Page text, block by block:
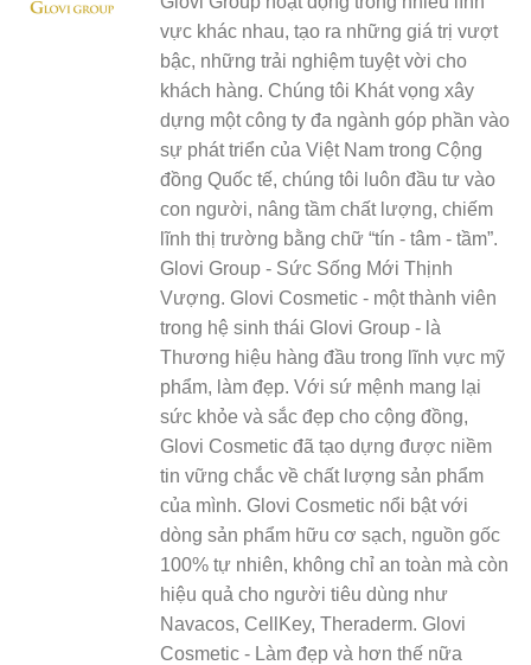
vực khác nhau, tạo ra những giá trị vượt
bậc, những trải nghiệm tuyệt vời cho
khách hàng. Chúng tôi Khát vọng xây
dựng một công ty đa ngành góp phần vào
sự phát triển của Việt Nam trong Cộng
đồng Quốc tế, chúng tôi luôn đầu tư vào
con người, nâng tầm chất lượng, chiếm
lĩnh thị trường bằng chữ “tín - tâm - tầm”.
Glovi Group - Sức Sống Mới Thịnh
Vượng. Glovi Cosmetic - một thành viên
trong hệ sinh thái Glovi Group - là
Thương hiệu hàng đầu trong lĩnh vực mỹ
phẩm, làm đẹp. Với sứ mệnh mang lại
sức khỏe và sắc đẹp cho cộng đồng,
Glovi Cosmetic đã tạo dựng được niềm
tin vững chắc về chất lượng sản phẩm
của mình. Glovi Cosmetic nổi bật với
dòng sản phẩm hữu cơ sạch, nguồn gốc
100% tự nhiên, không chỉ an toàn mà còn
hiệu quả cho người tiêu dùng như
Navacos, CellKey, Theraderm. Glovi
Cosmetic - Làm đẹp và hơn thế nữa